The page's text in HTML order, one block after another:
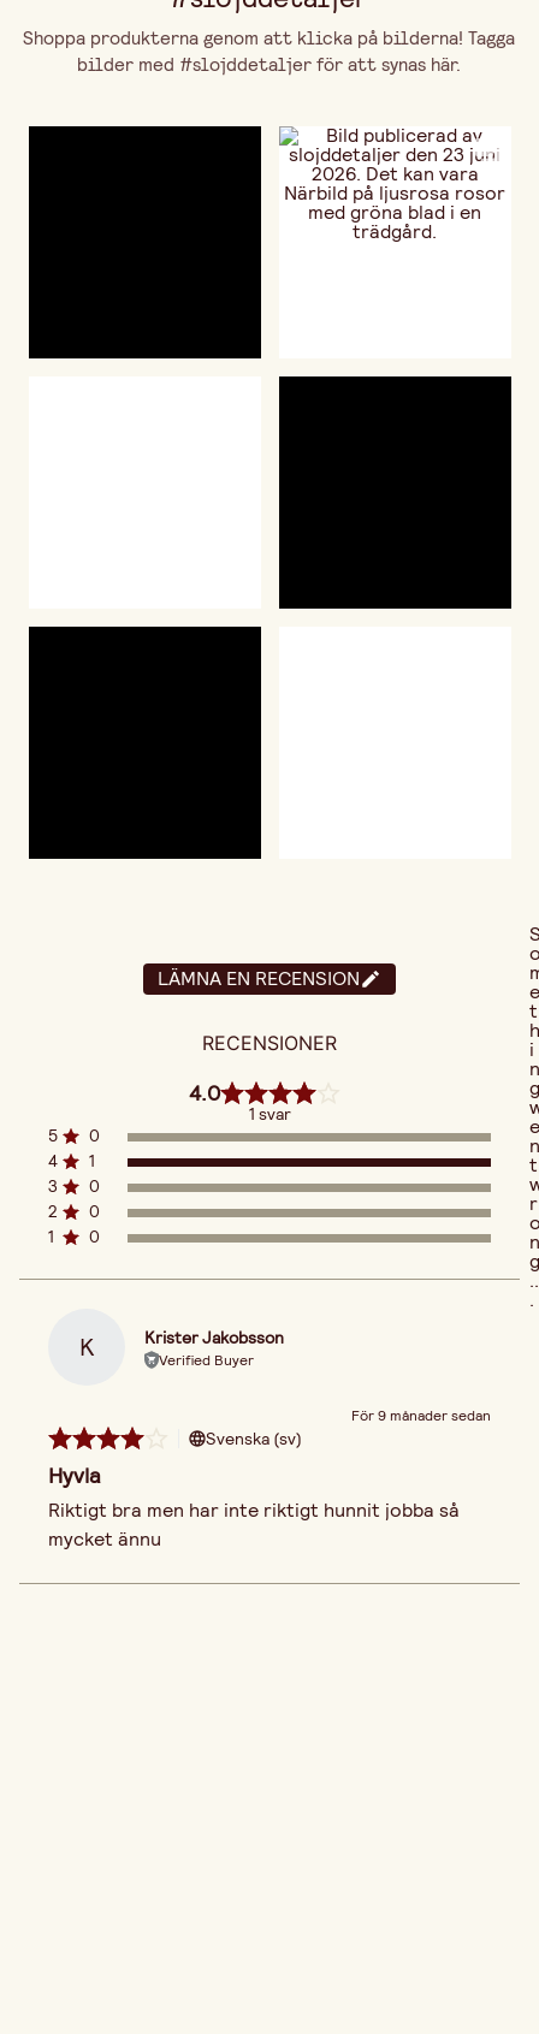
Shoppa produkterna genom att klicka på bilderna! Tagga
bilder med #slojddetaljer för att synas här.
LÄMNA EN RECENSION
RECENSIONER
4.0
1 svar
5
0
4
1
3
0
2
0
1
0
K Krister Jakobsson
Verified Buyer
För 9 månader sedan
Svenska (sv)
Hyvla
Riktigt bra men har inte riktigt hunnit jobba så
mycket ännu
e
t
h
i
n
g
e
n
t
r
n
g
..
.